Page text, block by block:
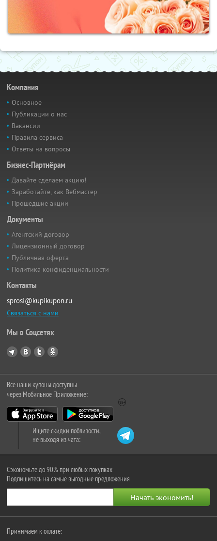
Компания
Основное
Публикации о нас
Вакансии
Правила сервиса
Ответы на вопросы
Бизнес-Партнёрам
Давайте сделаем акцию!
Заработайте, как Вебмастер
Прошедшие акции
Документы
Агентский договор
Лицензионный договор
Публичная оферта
Политика конфиденциальности
Контакты
sprosi@kupikupon.ru
Связаться с нами
Мы в Соцсетях
Все наши купоны доступны
через Мобильное Приложение:
Ищите скидки поблизости,
не выходя из чата:
Сэкономьте до 90% при любых покупках
Подпишитесь на самые выгодные предложения
Принимаем к оплате: